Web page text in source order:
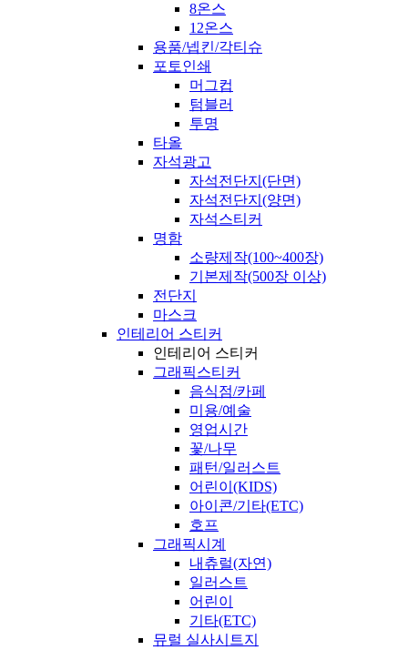
8온스
12온스
용품/넵킨/각티슈
포토인쇄
머그컵
텀블러
투명
타올
자석광고
자석전단지(단면)
자석전단지(양면)
자석스티커
명함
소량제작(100~400장)
기본제작(500장 이상)
전단지
마스크
인테리어 스티커
인테리어 스티커
그래픽스티커
음식점/카페
미용/예술
영업시간
꽃/나무
패턴/일러스트
어린이(KIDS)
아이콘/기타(ETC)
호프
그래픽시계
내츄럴(자연)
일러스트
어린이
기타(ETC)
뮤럴 실사시트지